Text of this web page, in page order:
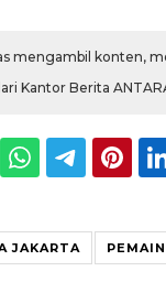
mengambil konten,
Kantor Berita
JAKARTA